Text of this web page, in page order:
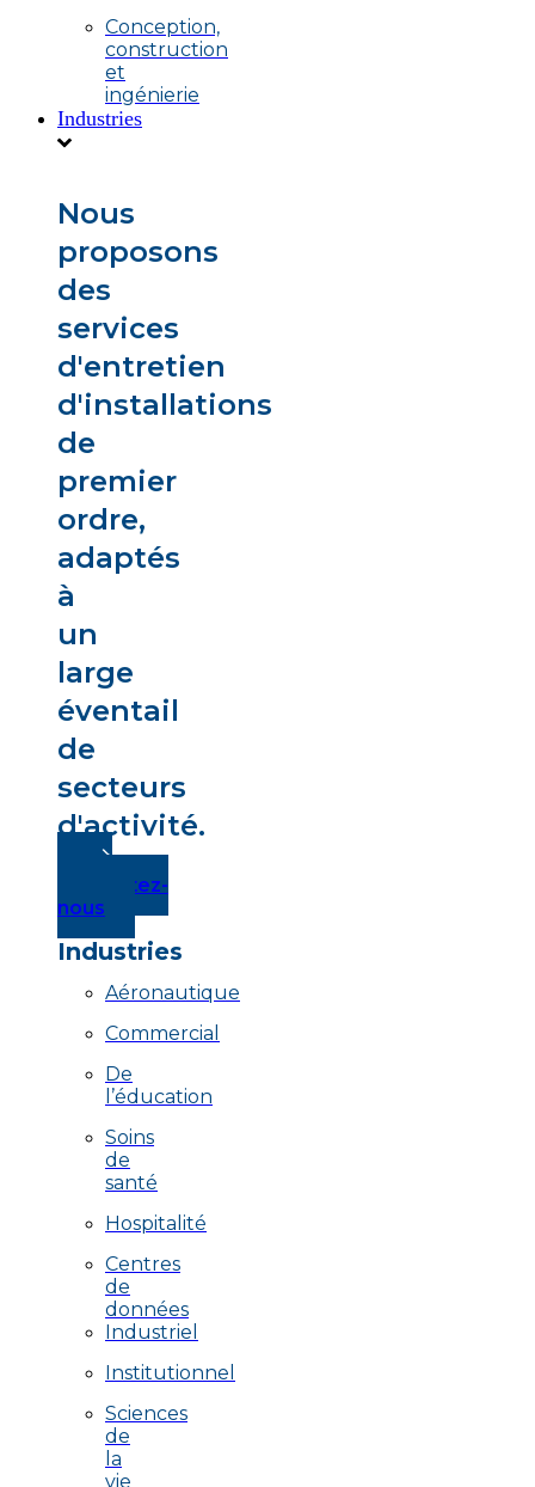
Conception,
construction
et
ingénierie
Industries
Nous
proposons
des
services
d'entretien
d'installations
de
premier
ordre,
adaptés
à
un
large
éventail
de
secteurs
d'activité.
Contactez-
nous
Industries
Aéronautique
Commercial
De
l’éducation
Soins
de
santé
Hospitalité
Centres
de
données
Industriel
Institutionnel
Sciences
de
la
vie